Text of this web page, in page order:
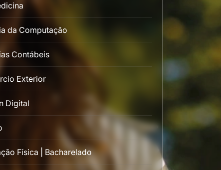
da Computação
Contábeis
Exterior
Digital
Física | Bacharelado